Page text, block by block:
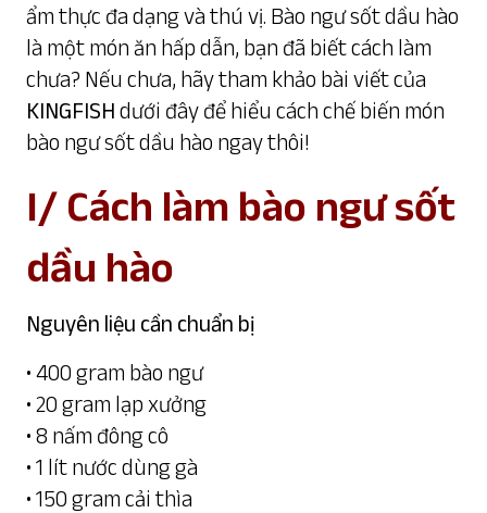
ẩm thực đa dạng và thú vị. Bào ngư sốt dầu hào
là một món ăn hấp dẫn, bạn đã biết cách làm
chưa? Nếu chưa, hãy tham khảo bài viết của
KINGFISH dưới đây để hiểu cách chế biến món
bào ngư sốt dầu hào ngay thôi!
I/ Cách làm bào ngư sốt
dầu hào
Nguyên liệu cần chuẩn bị
• 400 gram bào ngư
• 20 gram lạp xưởng
• 8 nấm đông cô
• 1 lít nước dùng gà
• 150 gram cải thìa